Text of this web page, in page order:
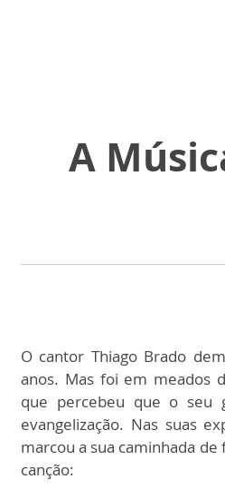
A
O cantor Thiago Brado
anos. Mas foi em meados
que percebeu que o seu
evangelização. Nas suas
marcou a sua caminhada de
canção: